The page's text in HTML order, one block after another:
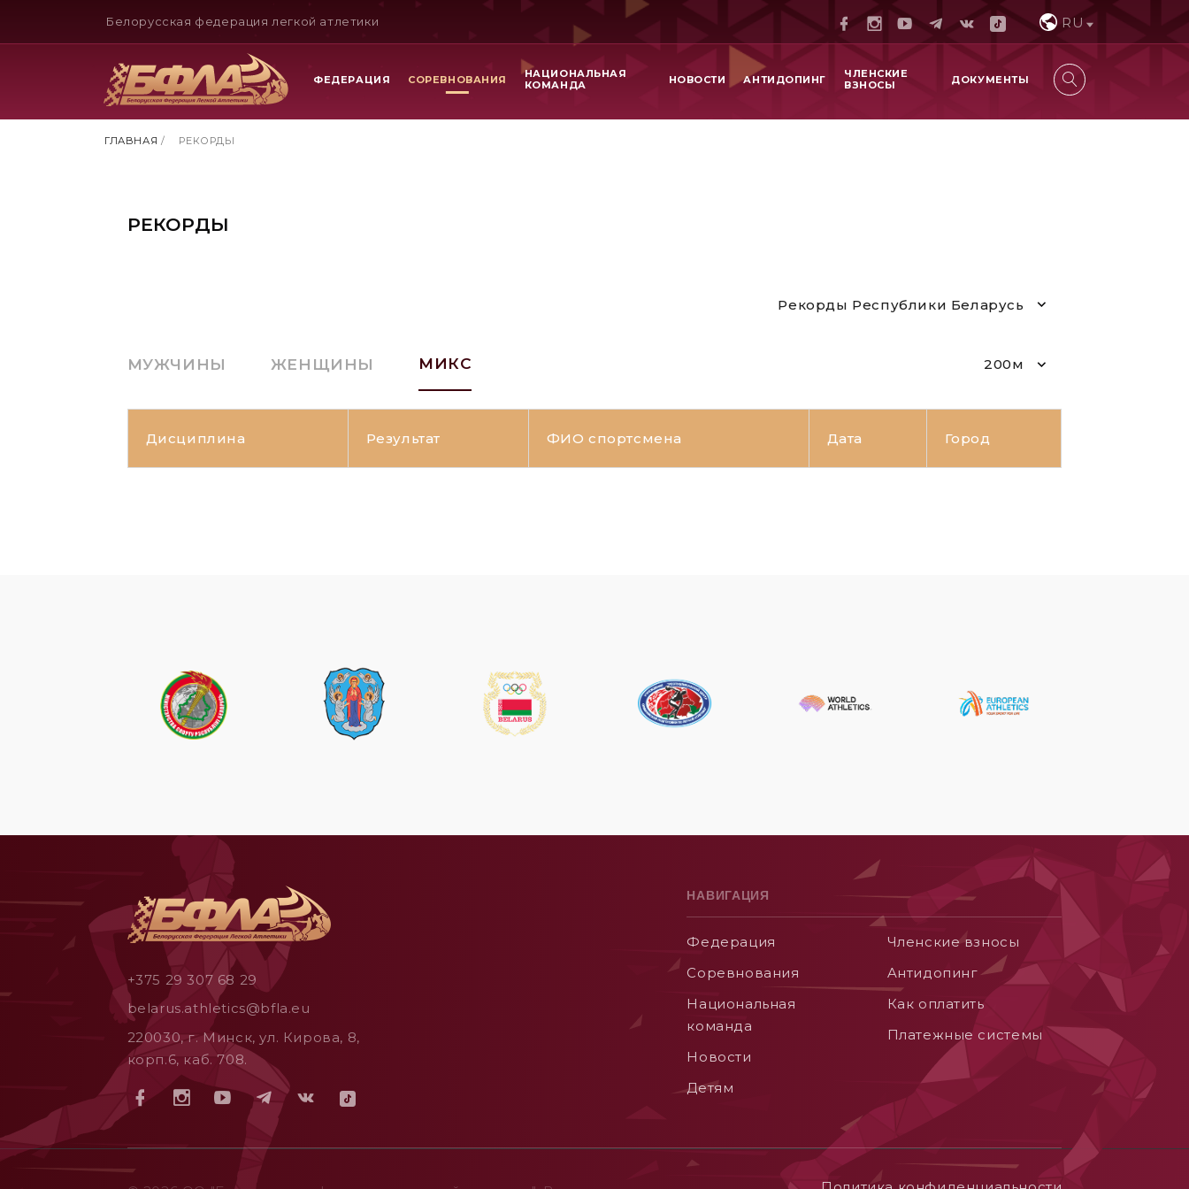
Белорусская федерация легкой атлетики RU
ФЕДЕРАЦИЯ СОРЕВНОВАНИЯ
НАЦИОНАЛЬНАЯ
КОМАНДА
НОВОСТИ АНТИДОПИНГ
ЧЛЕНСКИЕ
ВЗНОСЫ
ДОКУМЕНТЫ
ГЛАВНАЯ / РЕКОРДЫ
РЕКОРДЫ
Рекорды Республики Беларусь
МУЖЧИНЫ ЖЕНЩИНЫ МИКС 200м
Дисциплина Результат ФИО спортсмена Дата Город
+375 29 307 68 29
belarus.athletics@bfla.eu
220030, г. Минск, ул. Кирова, 8,
корп.6, каб. 708.
НАВИГАЦИЯ
Федерация
Соревнования
Национальная
команда
Новости
Детям
Членские взносы
Aнтидопинг
Как оплатить
Платежные системы